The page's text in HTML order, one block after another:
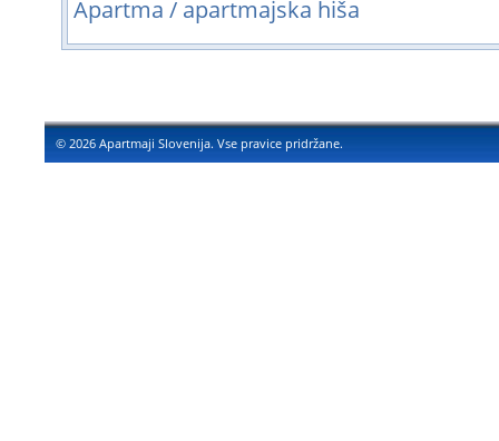
Apartma / apartmajska hiša
© 2026 Apartmaji Slovenija. Vse pravice pridržane.